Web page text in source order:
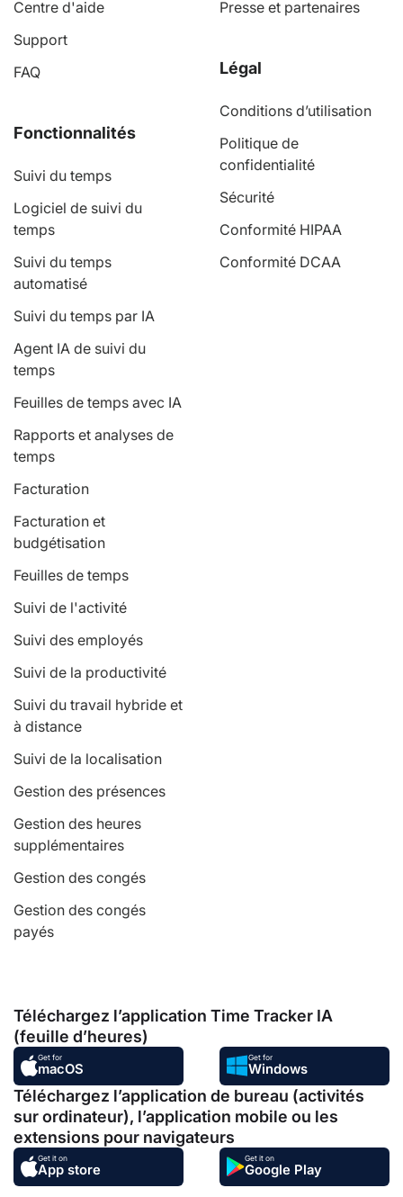
Centre d'aide
Support
FAQ
Fonctionnalités
Suivi du temps
Logiciel de suivi du
temps
Suivi du temps
automatisé
Suivi du temps par IA
Agent IA de suivi du
temps
Feuilles de temps avec IA
Rapports et analyses de
temps
Facturation
Facturation et
budgétisation
Feuilles de temps
Suivi de l'activité
Suivi des employés
Suivi de la productivité
Suivi du travail hybride et
à distance
Suivi de la localisation
Gestion des présences
Gestion des heures
supplémentaires
Gestion des congés
Gestion des congés
payés
Presse et partenaires
Légal
Conditions d’utilisation
Politique de
confidentialité
Sécurité
Conformité HIPAA
Conformité DCAA
Téléchargez l’application Time Tracker IA
(feuille d’heures)
Get for
macOS
Get for
Windows
Téléchargez l’application de bureau (activités
sur ordinateur), l’application mobile ou les
extensions pour navigateurs
Get it on
App store
Get it on
Google Play